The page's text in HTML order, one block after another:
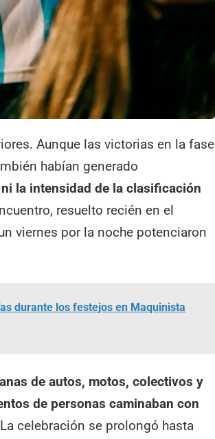
Aunque las victorias en la fase
habían generado
la intensidad de la clasificación
resuelto recién en el
viernes por la noche potenciaron
durante los festejos en Maquinista
de autos, motos, colectivos y
de personas caminaban con
celebración se prolongó hasta